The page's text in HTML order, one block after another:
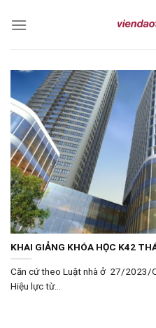
KHAI GIẢNG KHÓA HỌC K42
Căn cứ theo Luật nhà ở 27/
Hiệu lực từ...